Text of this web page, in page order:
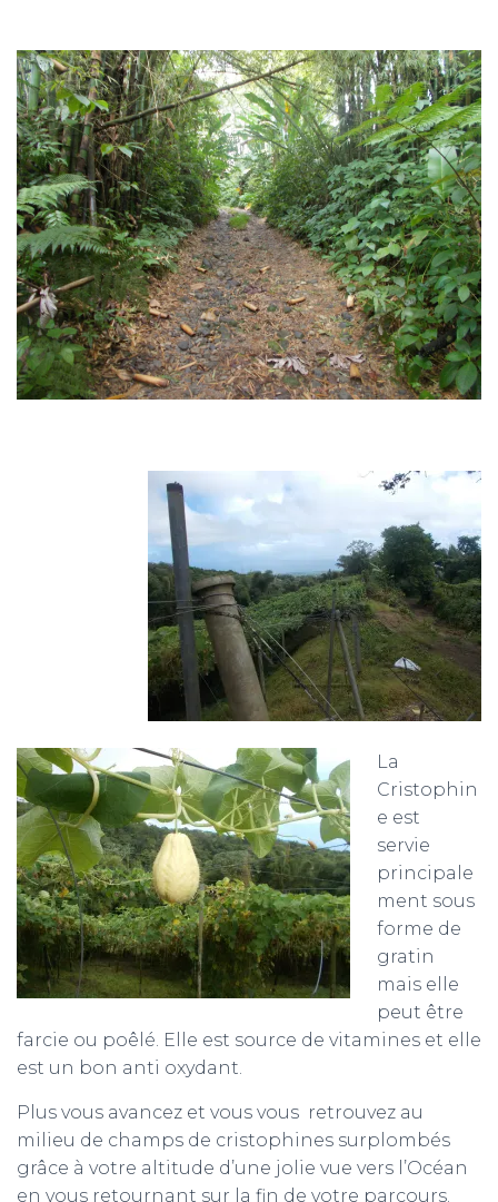
La
Cristophin
e est
servie
principale
ment sous
forme de
gratin
mais elle
peut être
farcie ou poêlé. Elle est source de vitamines et elle
est un bon anti oxydant.
Plus vous avancez et vous vous retrouvez au
milieu de champs de cristophines surplombés
grâce à votre altitude d’une jolie vue vers l’Océan
en vous retournant sur la fin de votre parcours.